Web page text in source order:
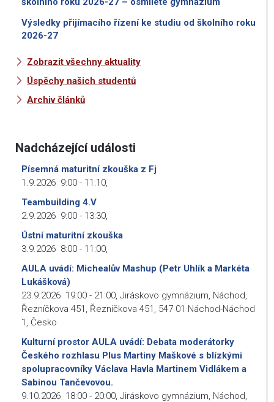
Výsledky přijímacího řízení ke studiu od školního roku
2026-27
Zobrazit všechny aktuality
Úspěchy našich studentů
Archiv článků
Nadcházející události
Písemná maturitní zkouška z Fj
1.9.2026 9:00 - 11:10,
Teambuilding 4.V
2.9.2026 9:00 - 13:30,
Ústní maturitní zkouška
3.9.2026 8:00 - 11:00,
AULA uvádí: Michealův Mashup (Petr Uhlík a Markéta
Lukášková)
23.9.2026 19:00 - 21:00, Jiráskovo gymnázium, Náchod,
Řezníčkova 451, Řezníčkova 451, 547 01 Náchod-Náchod
1, Česko
Kulturní prostor AULA uvádí: Debata moderátorky
Českého rozhlasu Plus Martiny Maškové s blízkými
spolupracovníky Václava Havla Martinem Vidlákem a
Sabinou Tančevovou.
9.10.2026 18:00 - 20:00, Jiráskovo gymnázium, Náchod,